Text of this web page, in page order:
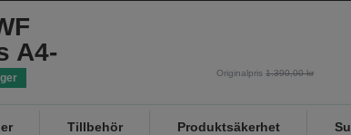
A4-
Originalpris1.390,00 kr
Tillbehör Produktsäkerhet